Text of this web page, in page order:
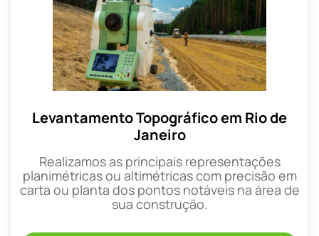
Levantamento Topográfico em Rio de
Janeiro
Realizamos as principais representações
planimétricas ou altimétricas com precisão em
carta ou planta dos pontos notáveis na área de
sua construção.